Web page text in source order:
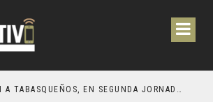
DEVUELVEN VISIÓN A TABASQUEÑOS, EN SEGUNDA JORNADA DE CIRUGÍA DE CATARATAS 2026